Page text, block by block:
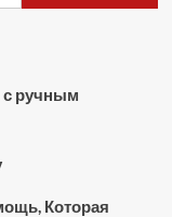
с ручным
Которая